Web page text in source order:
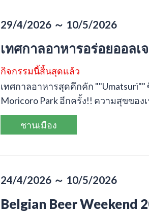
29/4/2026 ～ 10/5/2026
เทศกาลอาหารอร่อยออล
กิจกรรมนี้สิ้นสุดแล้ว
เทศกาลอาหารสุดคึกคัก
Moricoro Park อีกครั้ง!! ความสุขของ
ชานเมือง
24/4/2026 ～ 10/5/2026
Belgian Beer Weekend